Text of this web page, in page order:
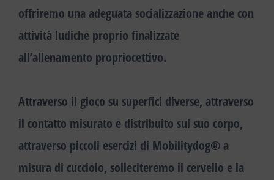
offriremo una adeguata socializzazione anche con
attività ludiche proprio finalizzate
all’allenamento propriocettivo.
Attraverso il gioco su superfici diverse, attraverso
il contatto misurato e distribuito sul suo corpo,
attraverso piccoli esercizi di Mobilitydog® a
misura di cucciolo, solleciteremo il cervello e la